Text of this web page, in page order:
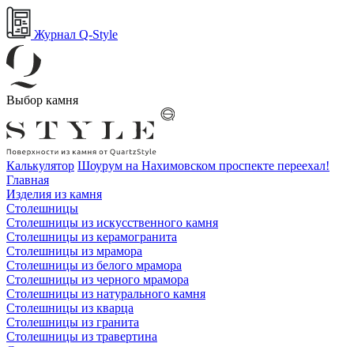
Журнал Q-Style
Выбор камня
Калькулятор Шоурум на Нахимовском проспекте переехал!
Главная
Изделия из камня
Столешницы
Столешницы из искусственного камня
Столешницы из керамогранита
Столешницы из мрамора
Столешницы из белого мрамора
Столешницы из черного мрамора
Столешницы из натурального камня
Столешницы из кварца
Столешницы из гранита
Столешницы из травертина